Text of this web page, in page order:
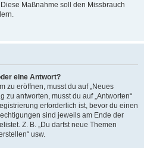
Maßnahme soll den Missbrauch
eine Antwort?
zu eröffnen, musst du auf „Neues
zu antworten, musst du auf „Antworten“
erforderlich ist, bevor du einen
sind jeweils am Ende der
Z. B. „Du darfst neue Themen
usw.